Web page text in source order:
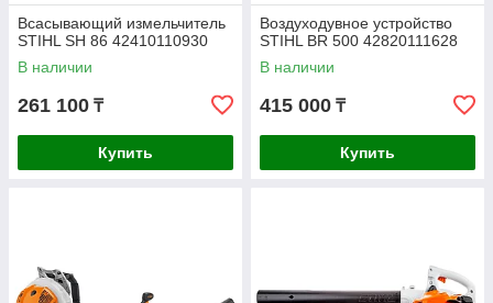
Всасывающий измельчитель
STIHL SH 86 42410110930
В наличии
261 100 ₸
Купить
Воздуходувное устройство
STIHL BR 500 42820111628
В наличии
415 000 ₸
Купить